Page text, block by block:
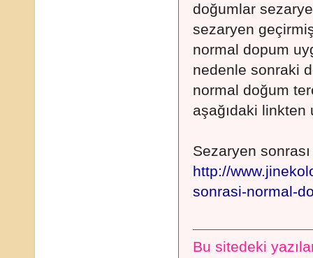
doğumlar
sezaryen
normal dopum
nedenle sonraki
normal doğum
aşağıdaki
Sezaryen
http://
sonrasi-normal-
Bu sitedeki